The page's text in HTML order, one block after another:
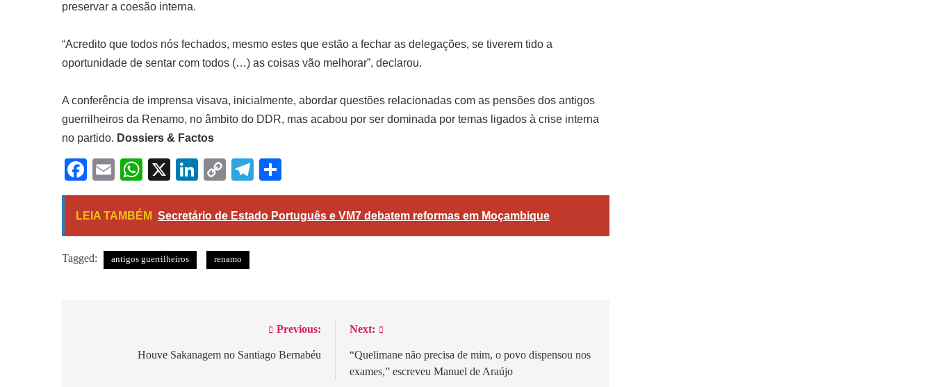
preservar a coesão interna.
“Acredito que todos nós fechados, mesmo estes que estão a fechar as delegações, se tiverem tido a
oportunidade de sentar com todos (…) as coisas vão melhorar”, declarou.
A conferência de imprensa visava, inicialmente, abordar questões relacionadas com as pensões dos antigos
guerrilheiros da Renamo, no âmbito do DDR, mas acabou por ser dominada por temas ligados à crise interna
no partido. Dossiers & Factos
Facebook
EmailWhatsApp
X LinkedIn
Copy
Link
Telegram
LEIA TAMBÉM Secretário de Estado Português e VM7 debatem reformas em Moçambique
Tagged: antigos guerrilheiros renamo
Previous:
Houve Sakanagem no Santiago Bernabéu
Next:
“Quelimane não precisa de mim, o povo dispensou nos
exames,” escreveu Manuel de Araújo